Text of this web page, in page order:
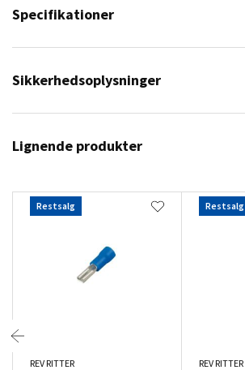
Specifikationer
Sikkerhedsoplysninger
Lignende produkter
Restsalg
REV RITTER
Restsalg
REV RITTER